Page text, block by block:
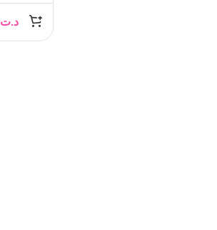
د.ت